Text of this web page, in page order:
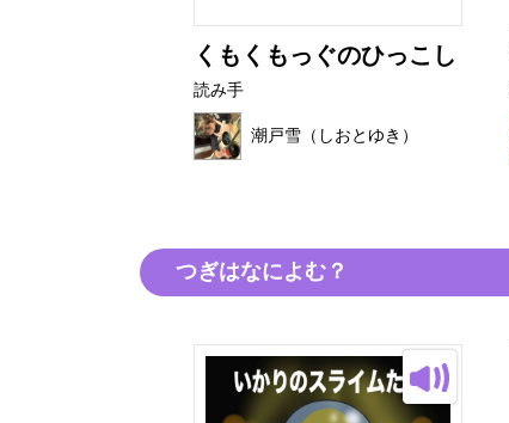
くもくもっぐのひっこし
読み手
潮戸雪（しおとゆき）
つぎはなによむ？